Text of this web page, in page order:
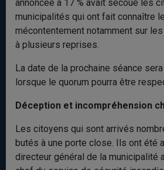
annoncée à 17 % avait secoué les
municipalités qui ont fait connaître
mécontentement notamment sur
à plusieurs reprises.
La date de la prochaine séance
lorsque le quorum pourra être
Déception et incompréhension
Les citoyens qui sont arrivés
butés à une porte close. Ils ont été
directeur général de la municipalité